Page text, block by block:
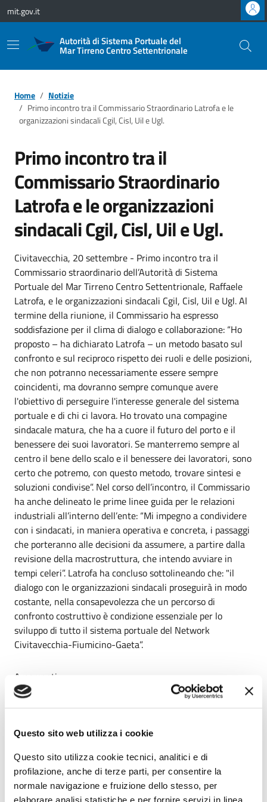
Questo sito web utilizza i cookie
Questo sito utilizza cookie tecnici, analitici e di
profilazione, anche di terze parti, per consentire la
normale navigazione e fruizione dello stesso, per
elaborare analisi statistiche e per fornire servizi in linea
Vai ai contenuti
Vai al footer
mit.gov.it
Autorità di Sistema Portuale del
Mar Tirreno Centro Settentrionale
Home
Notizie
Primo incontro tra il Commissario Straordinario Latrofa e le
organizzazioni sindacali Cgil, Cisl, Uil e Ugl.
Primo incontro tra il
Commissario Straordinario
Latrofa e le organizzazioni
sindacali Cgil, Cisl, Uil e Ugl.
Civitavecchia, 20 settembre - Primo incontro tra il
Commissario straordinario dell’Autorità di Sistema
Portuale del Mar Tirreno Centro Settentrionale, Raffaele
Latrofa, e le organizzazioni sindacali Cgil, Cisl, Uil e Ugl. Al
termine della riunione, il Commissario ha espresso
soddisfazione per il clima di dialogo e collaborazione: “Ho
proposto – ha dichiarato Latrofa – un metodo basato sul
confronto e sul reciproco rispetto dei ruoli e delle posizioni,
che non potranno necessariamente essere sempre
coincidenti, ma dovranno sempre comunque avere
l'obiettivo di perseguire l'interesse generale del sistema
portuale e di chi ci lavora. Ho trovato una compagine
sindacale matura, che ha a cuore il futuro del porto e il
benessere dei suoi lavoratori. Se manterremo sempre al
centro il bene dello scalo e il benessere dei lavoratori, sono
certo che potremo, con questo metodo, trovare sintesi e
soluzioni condivise”. Nel corso dell’incontro, il Commissario
ha anche delineato le prime linee guida per le relazioni
industriali all’interno dell’ente: “Mi impegno a condividere
con i sindacati, in maniera operativa e concreta, i passaggi
che porteranno alle decisioni da assumere, a partire dalla
revisione della macrostruttura, che intendo avviare in
tempi celeri”. Latrofa ha concluso sottolineando che: "il
dialogo con le organizzazioni sindacali proseguirà in modo
costante, nella consapevolezza che un percorso di
confronto costruttivo è condizione essenziale per lo
sviluppo di tutto il sistema portuale del Network
Civitavecchia-Fiumicino-Gaeta”.
Argomenti:
Data pubblicazione:
Ultimo aggiornamento:
20/09/2025 10:30